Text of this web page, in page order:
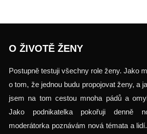
O ŽIVOTĚ ŽENY
Postupně testuji všechny role ženy. Jako
o tom, že jednou budu propojovat ženy, a
jsem na tom cestou mnoha pádů a
Jako podnikatelka pokořuji denně
moderátorka poznávám nová témata a